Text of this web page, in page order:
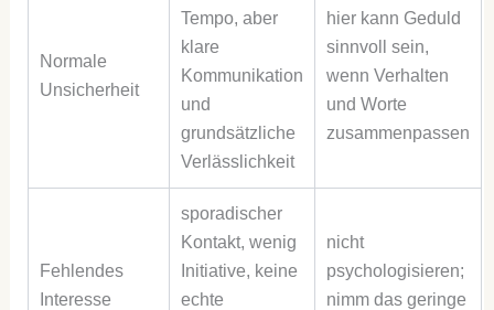
Normale
Unsicherheit
Tempo, aber
klare
Kommunikation
und
grundsätzliche
Verlässlichkeit
hier kann Geduld
sinnvoll sein,
wenn Verhalten
und Worte
zusammenpassen
Fehlendes
Interesse
sporadischer
Kontakt, wenig
Initiative, keine
echte
nicht
psychologisieren;
nimm das geringe